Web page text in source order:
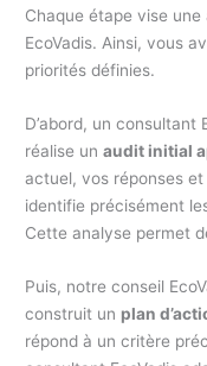
Chaque étape vise
EcoVadis. Ainsi, vous
priorités définies.
D’abord, un consultant
réalise unaudit initial
actuel, vos réponses
identifie précisément
Cette analyse permet
Puis, notre conseil
construit un plan
répond à un critère